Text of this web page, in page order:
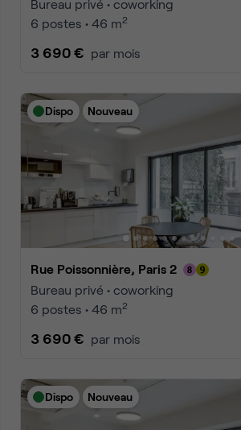
Bureau privé • coworking
6 postes • 46 m2
3 690 € par mois
Dispo Nouveau
Rue Poissonnière, Paris 2
Bureau privé • coworking
6 postes • 46 m2
3 690 € par mois
Dispo Nouveau